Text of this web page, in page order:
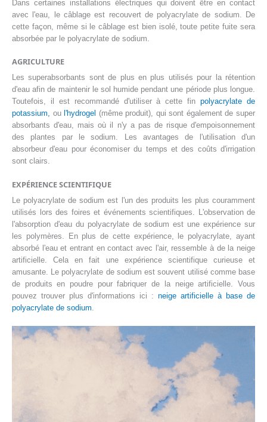
Dans certaines installations électriques qui doivent être en contact
avec l'eau, le câblage est recouvert de polyacrylate de sodium. De
cette façon, même si le câblage est bien isolé, toute petite fuite sera
absorbée par le polyacrylate de sodium.
AGRICULTURE
Les superabsorbants sont de plus en plus utilisés pour la rétention
d'eau afin de maintenir le sol humide pendant une période plus longue.
Toutefois, il est recommandé d'utiliser à cette finpolyacrylate de
potassium, ou l'hydrogel (même produit), qui sont également de super
absorbants d'eau, mais où il n'y a pas de risque d'empoisonnement
des plantes par le sodium. Les avantages de l'utilisation d'un
absorbeur d'eau pour économiser du temps et des coûts d'irrigation
sont clairs.
EXPÉRIENCE SCIENTIFIQUE
Le polyacrylate de sodium est l'un des produits les plus couramment
utilisés lors des foires et événements scientifiques. L'observation de
l'absorption d'eau du polyacrylate de sodium est une expérience sur
les polymères. En plus de cette expérience, le polyacrylate, ayant
absorbé l'eau et entrant en contact avec l'air, ressemble à de la neige
artificielle. Cela en fait une expérience scientifique curieuse et
amusante. Le polyacrylate de sodium est souvent utilisé comme base
de produits en poudre pour fabriquer de la neige artificielle. Vous
pouvez trouver plus d'informations ici : neige artificielle à base de
polyacrylate de sodium